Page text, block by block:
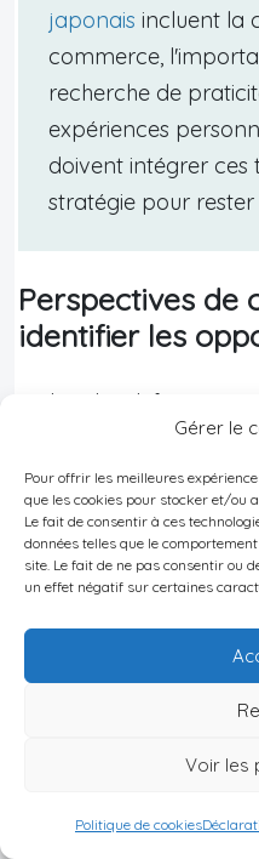
Gérer le
Pour offrir les meilleures
que les cookies pour stocker et/ou
Le fait de consentir à ces
données telles que le
site. Le fait de ne pas consentir ou
un effet négatif sur certaines
Voir les
Politique de cookies
japonais incluent la
commerce,
recherche de
expériences
doivent intégrer ces
stratégie pour
Perspectives de
identifier les
Malgré les défis
le marché de la
des perspectives de
dans certains
opportunités est
cherchant à se
Secteurs à fort
Santé et bien-être :